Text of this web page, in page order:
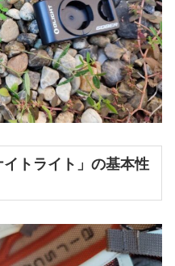
イトライト」の基本性